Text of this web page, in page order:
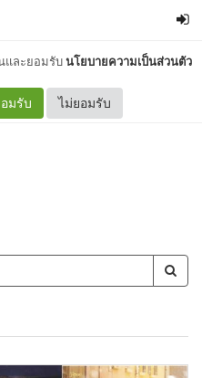
และยอมรับนโยบายความเป็นส่วนตัว
มรับ ไม่ยอมรับ